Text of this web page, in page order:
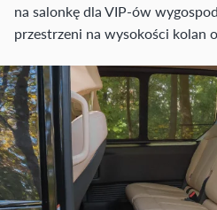
na salonkę dla VIP-ów
przestrzeni na wysokości kolan